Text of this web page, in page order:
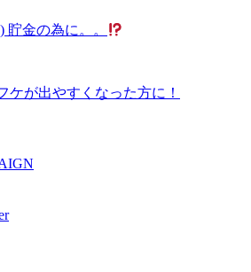
貯金の為に。。
ケが出やすくなった方に！